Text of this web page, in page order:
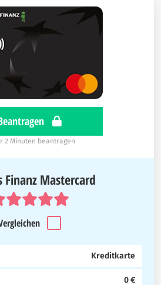
2 Minuten beantragen
Finanz Mastercard
Kreditkarte
0 €